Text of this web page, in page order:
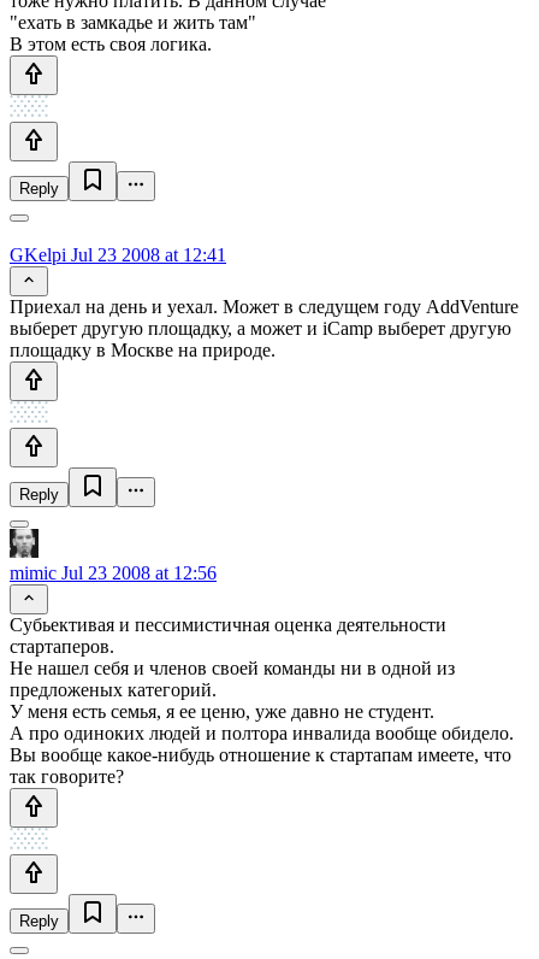
"ехать в замкадье и жить там"
В этом есть своя логика.
Reply
GKelpi Jul 23 2008 at 12:41
Приехал на день и уехал. Может в следущем году AddVenture
выберет другую площадку, а может и iCamp выберет другую
площадку в Москве на природе.
Reply
mimic Jul 23 2008 at 12:56
Субьективая и пессимистичная оценка деятельности
стартаперов.
Не нашел себя и членов своей команды ни в одной из
предложеных категорий.
У меня есть семья, я ее ценю, уже давно не студент.
А про одиноких людей и полтора инвалида вообще обидело.
Вы вообще какое-нибудь отношение к стартапам имеете, что
так говорите?
Reply